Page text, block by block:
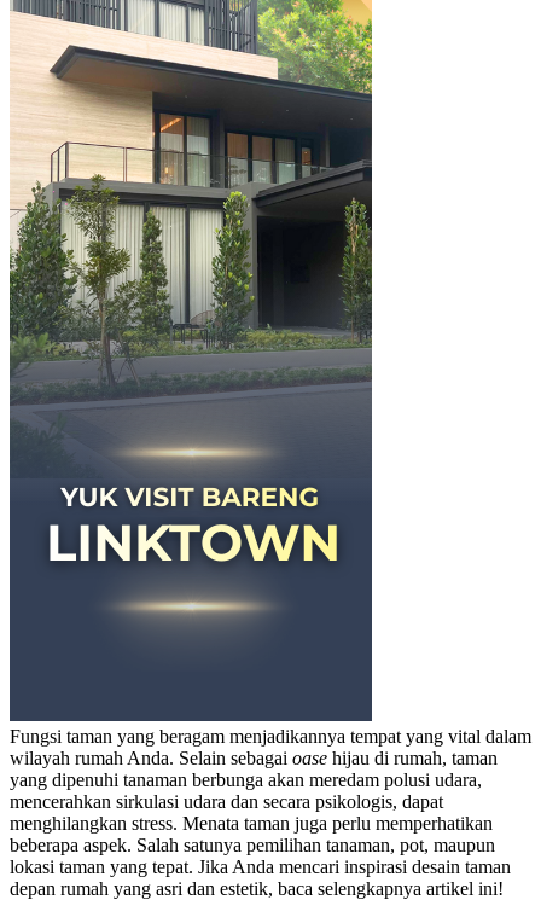
Fungsi taman yang beragam menjadikannya tempat yang vital dalam
wilayah rumah Anda. Selain sebagai oase hijau di rumah, taman
yang dipenuhi tanaman berbunga akan meredam polusi udara,
mencerahkan sirkulasi udara dan secara psikologis, dapat
menghilangkan stress. Menata taman juga perlu memperhatikan
beberapa aspek. Salah satunya pemilihan tanaman, pot, maupun
lokasi taman yang tepat. Jika Anda mencari inspirasi desain taman
depan rumah yang asri dan estetik, baca selengkapnya artikel ini!